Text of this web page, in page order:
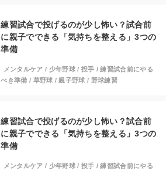
練習試合で投げるのが少し怖い？試合前
に親子でできる「気持ちを整える」3つの
準備
メンタルケア / 少年野球/ 投手 /練習試合前にやる
べき準備 / 草野球 /親子野球 / 野球練習
練習試合で投げるのが少し怖い？試合前
に親子でできる「気持ちを整える」3つの
準備
メンタルケア / 少年野球/ 投手 /練習試合前にやる